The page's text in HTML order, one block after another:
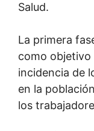
Salud.
La primera
como objetivo
incidencia de
en la
los